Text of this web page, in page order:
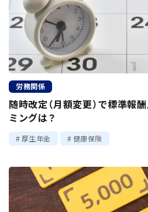
労務関係
随時改定（月額変更）で標準報
ミングは？
厚生年金 健康保険